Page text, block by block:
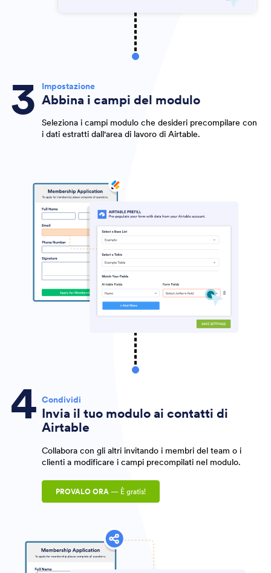
Impostazione
Abbina i campi del modulo
Seleziona i campi modulo che desideri precompilare con
i dati estratti dall'area di lavoro di Airtable.
Condividi
Invia il tuo modulo ai contatti di
Airtable
Collabora con gli altri invitando i membri del team o i
clienti a modificare i campi precompilati nel modulo.
PROVALO ORA — È gratis!